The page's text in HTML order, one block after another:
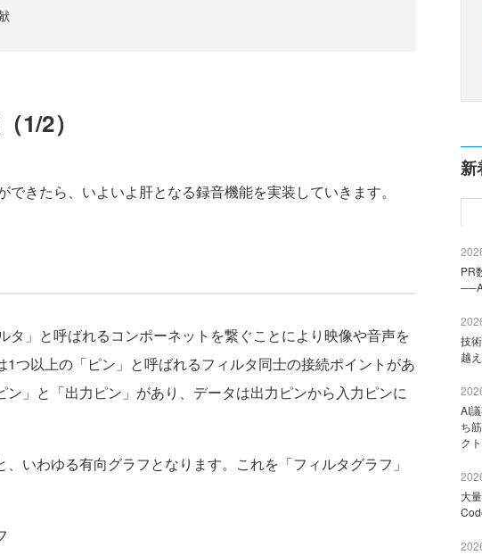
1/2）
きたら、いよいよ肝となる録音機能を実装していきます。
」と呼ばれるコンポーネットを繋ぐことにより映像や音声を
1つ以上の「ピン」と呼ばれるフィルタ同士の接続ポイントがあ
ン」と「出力ピン」があり、データは出力ピンから入力ピンに
いわゆる有向グラフとなります。これを「フィルタグラフ」
新
PR
技
越
AI
ち
ク
大